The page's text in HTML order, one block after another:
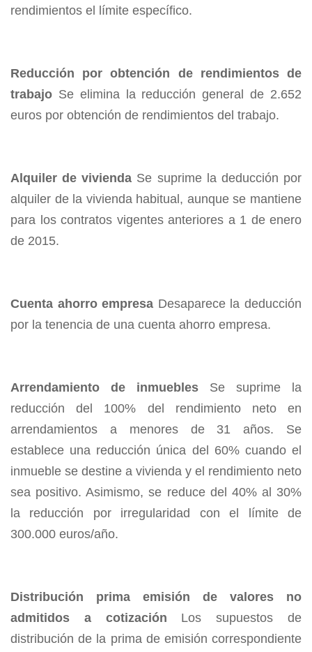
rendimientos el límite específico.
Reducción por obtención de rendimientos de
trabajo Se elimina la reducción general de 2.652
euros por obtención de rendimientos del trabajo.
Alquiler de vivienda Se suprime la deducción por
alquiler de la vivienda habitual, aunque se mantiene
para los contratos vigentes anteriores a 1 de enero
de 2015.
Cuenta ahorro empresa Desaparece la deducción
por la tenencia de una cuenta ahorro empresa.
Arrendamiento de inmuebles Se suprime la
reducción del 100% del rendimiento neto en
arrendamientos a menores de 31 años. Se
establece una reducción única del 60% cuando el
inmueble se destine a vivienda y el rendimiento neto
sea positivo. Asimismo, se reduce del 40% al 30%
la reducción por irregularidad con el límite de
300.000 euros/año.
Distribución prima emisión de valores no
admitidos a cotización Los supuestos de
distribución de la prima de emisión correspondiente